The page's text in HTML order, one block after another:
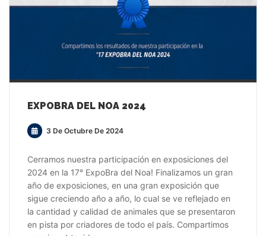
EXPOBRA DEL NOA 2024
3 De Octubre De 2024
Cerramos nuestra participación en exposiciones del
2024 en la 17° ExpoBra del Noa! Finalizamos un gran
año de exposiciones, en una gran exposición que
sigue creciendo año a año, lo cual se ve reflejado en
la cantidad y calidad de animales que se presentaron
en pista por criadores de todo el país. Compartimos